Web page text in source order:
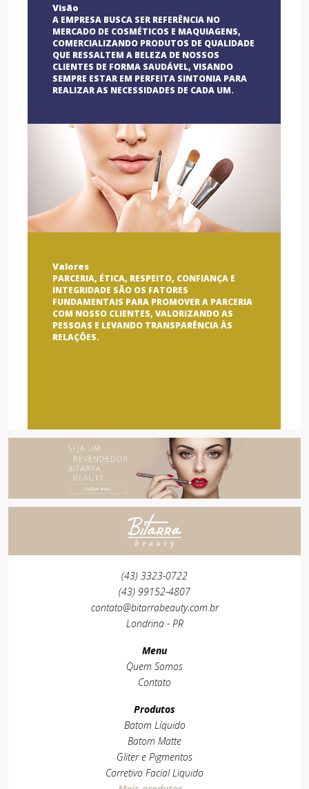
Visão
A EMPRESA BUSCA SER REFERÊNCIA NO
MERCADO DE COSMÉTICOS E MAQUIAGENS,
COMERCIALIZANDO PRODUTOS DE QUALIDADE
QUE RESSALTEM A BELEZA DE NOSSOS
CLIENTES DE FORMA SAUDÁVEL, VISANDO
SEMPRE ESTAR EM PERFEITA SINTONIA PARA
REALIZAR AS NECESSIDADES DE CADA UM.
Valores
PARCERIA, ÉTICA, RESPEITO, CONFIANÇA E
INTEGRIDADE SÃO OS FATORES
FUNDAMENTAIS PARA PROMOVER A PARCERIA
COM NOSSO CLIENTES, VALORIZANDO AS
PESSOAS E LEVANDO TRANSPARÊNCIA ÀS
RELAÇÕES.
(43) 3323-0722
(43) 99152-4807
contato@bitarrabeauty.com.br
Londrina - PR
Menu
Quem Somos
Contato
Produtos
Batom Líquido
Batom Matte
Gliter e Pigmentos
Corretivo Facial Liquido